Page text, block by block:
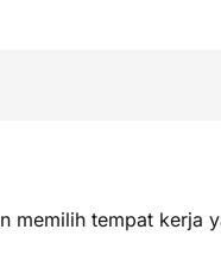
memilih tempat kerja